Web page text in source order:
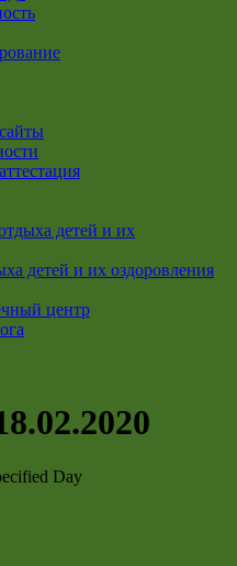
детей и их
детей и их оздоровления
центр
Day